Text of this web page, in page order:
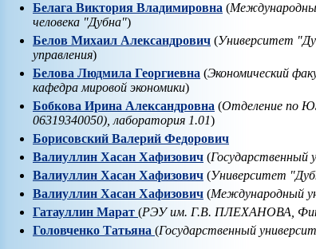
Белага Виктория Владимировна (
человека "Дубна")
Белов Михаил Александрович (Университет
управления)
Белова Людмила Георгиевна (Экономический
кафедра мировой экономики)
Бобкова Ирина Александровна (Отделение по
06319340050), лаборатория 1.01)
Борисовский Валерий Федорович
Валиуллин Хасан Хафизович (Государственный
Валиуллин Хасан Хафизович (Университет
Валиуллин Хасан Хафизович (Международный
Гатауллин Марат (РЭУ им. Г.В. ПЛЕХАНОВА,
Головченко Татьяна (Государственный